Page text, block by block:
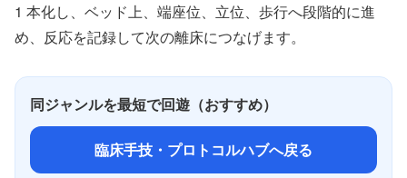
1 本化し、ベッド上、端座位、立位、歩行へ段階的に進
め、反応を記録して次の離床につなげます。
同ジャンルを最短で回遊（おすすめ）
臨床手技・プロトコルハブへ戻る